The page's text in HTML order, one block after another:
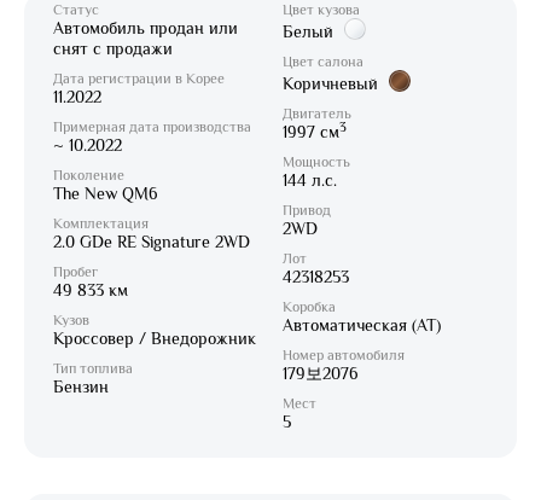
Статус
Автомобиль продан или
снят с продажи
Дата регистрации в Корее
11.2022
Примерная дата производства
~ 10.2022
Поколение
The New QM6
Комплектация
2.0 GDe RE Signature 2WD
Пробег
49 833 км
Кузов
Кроссовер / Внедорожник
Тип топлива
Бензин
Цвет кузова
Белый
Цвет салона
Коричневый
Двигатель
1997 см3
Мощность
144 л.с.
Привод
2WD
Лот
42318253
Коробка
Автоматическая (AT)
Номер автомобиля
179보2076
Мест
5